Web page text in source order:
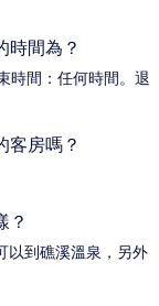
時間為？
時間：任何時間。退
客房嗎？
？
以到礁溪溫泉，另外